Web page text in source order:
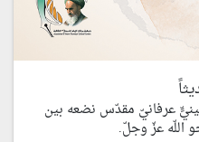
عرفانيّ مقدّس نضعه بين
اللّه عزّ وجلّ.